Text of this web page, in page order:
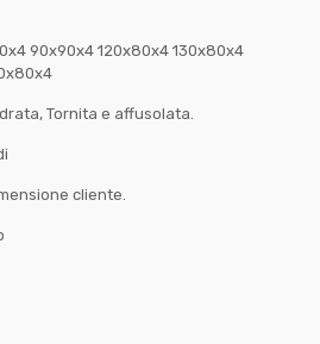
90x90x4 120x80x4 130x80x4
Tornita e affusolata.
cliente.